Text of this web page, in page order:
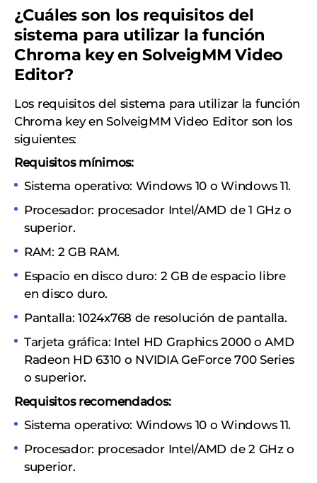
¿Cuáles son los requisitos del
sistema para utilizar la función
Chroma key en SolveigMM Video
Editor?
Los requisitos del sistema para utilizar la función
Chroma key en SolveigMM Video Editor son los
siguientes:
Requisitos mínimos:
Sistema operativo: Windows 10 o Windows 11.
Procesador: procesador Intel/AMD de 1 GHz o
superior.
RAM: 2 GB RAM.
Espacio en disco duro: 2 GB de espacio libre
en disco duro.
Pantalla: 1024x768 de resolución de pantalla.
Tarjeta gráfica: Intel HD Graphics 2000 o AMD
Radeon HD 6310 o NVIDIA GeForce 700 Series
o superior.
Requisitos recomendados:
Sistema operativo: Windows 10 o Windows 11.
Procesador: procesador Intel/AMD de 2 GHz o
superior.